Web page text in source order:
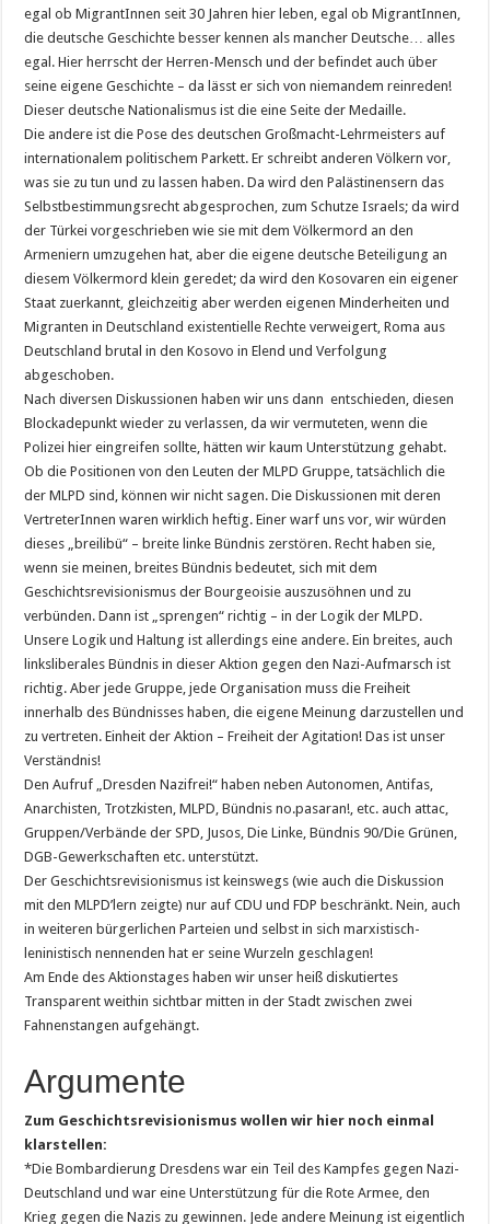
egal ob MigrantInnen seit 30 Jahren hier leben, egal ob MigrantInnen,
die deutsche Geschichte besser kennen als mancher Deutsche… alles
egal. Hier herrscht der Herren-Mensch und der befindet auch über
seine eigene Geschichte – da lässt er sich von niemandem reinreden!
Dieser deutsche Nationalismus ist die eine Seite der Medaille.
Die andere ist die Pose des deutschen Großmacht-Lehrmeisters auf
internationalem politischem Parkett. Er schreibt anderen Völkern vor,
was sie zu tun und zu lassen haben. Da wird den Palästinensern das
Selbstbestimmungsrecht abgesprochen, zum Schutze Israels; da wird
der Türkei vorgeschrieben wie sie mit dem Völkermord an den
Armeniern umzugehen hat, aber die eigene deutsche Beteiligung an
diesem Völkermord klein geredet; da wird den Kosovaren ein eigener
Staat zuerkannt, gleichzeitig aber werden eigenen Minderheiten und
Migranten in Deutschland existentielle Rechte verweigert, Roma aus
Deutschland brutal in den Kosovo in Elend und Verfolgung
abgeschoben.
Nach diversen Diskussionen haben wir uns dann entschieden, diesen
Blockadepunkt wieder zu verlassen, da wir vermuteten, wenn die
Polizei hier eingreifen sollte, hätten wir kaum Unterstützung gehabt.
Ob die Positionen von den Leuten der MLPD Gruppe, tatsächlich die
der MLPD sind, können wir nicht sagen. Die Diskussionen mit deren
VertreterInnen waren wirklich heftig. Einer warf uns vor, wir würden
dieses „breilibü“ – breite linke Bündnis zerstören. Recht haben sie,
wenn sie meinen, breites Bündnis bedeutet, sich mit dem
Geschichtsrevisionismus der Bourgeoisie auszusöhnen und zu
verbünden. Dann ist „sprengen“ richtig – in der Logik der MLPD.
Unsere Logik und Haltung ist allerdings eine andere. Ein breites, auch
linksliberales Bündnis in dieser Aktion gegen den Nazi-Aufmarsch ist
richtig. Aber jede Gruppe, jede Organisation muss die Freiheit
innerhalb des Bündnisses haben, die eigene Meinung darzustellen und
zu vertreten. Einheit der Aktion – Freiheit der Agitation! Das ist unser
Verständnis!
Den Aufruf „Dresden Nazifrei!“ haben neben Autonomen, Antifas,
Anarchisten, Trotzkisten, MLPD, Bündnis no.pasaran!, etc. auch attac,
Gruppen/Verbände der SPD, Jusos, Die Linke, Bündnis 90/Die Grünen,
DGB-Gewerkschaften etc. unterstützt.
Der Geschichtsrevisionismus ist keinswegs (wie auch die Dis­kussion
mit den MLPD’lern zeigte) nur auf CDU und FDP beschränkt. Nein, auch
in weiteren bürgerlichen Parteien und selbst in sich marxistisch-
leninistisch nennenden hat er seine Wurzeln geschlagen!
Am Ende des Aktionstages haben wir unser heiß diskutiertes
Transparent weithin sichtbar mitten in der Stadt zwischen zwei
Fahnenstangen aufgehängt.
Argumente
Zum Geschichtsrevisionismus wollen wir hier noch einmal
klarstellen:
*Die Bombardierung Dresdens war ein Teil des Kampfes gegen Nazi-
Deutschland und war eine Unterstützung für die Rote Armee, den
Krieg gegen die Nazis zu gewinnen. Jede andere Meinung ist eigentlich